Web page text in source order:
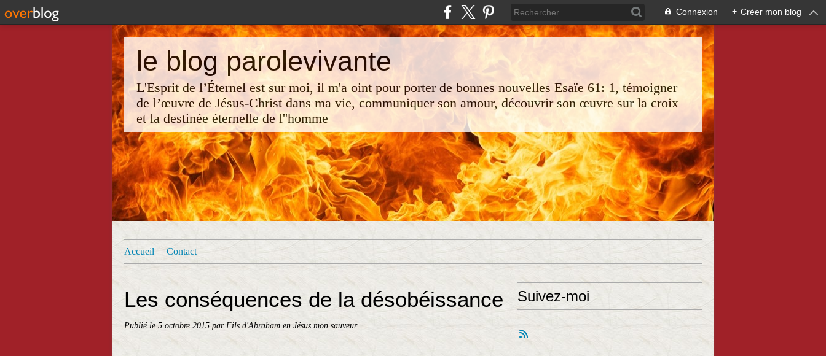
Connexion + Créer mon blog
le blog parolevivante
L'Esprit de l’Éternel est sur moi, il m'a oint pour porter de bonnes nouvelles Esaïe 61: 1, témoigner
de l’œuvre de Jésus-Christ dans ma vie, communiquer son amour, découvrir son œuvre sur la croix
et la destinée éternelle de l''homme
Accueil Contact
Les conséquences de la désobéissance
Publié le 5 octobre 2015 par Fils d'Abraham en Jésus mon sauveur
Suivez-moi